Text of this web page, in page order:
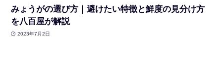
みょうがの選び方｜避けたい特徴と鮮度の見分け方
を八百屋が解説
2023年7月2日